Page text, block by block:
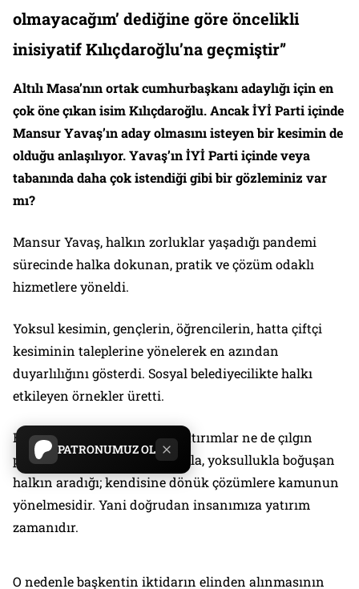
PATRONUMUZ OL
olmayacağım’ dediğine göre öncelikli
inisiyatif Kılıçdaroğlu’na geçmiştir”
Altılı Masa’nın ortak cumhurbaşkanı adaylığı için en
çok öne çıkan isim Kılıçdaroğlu. Ancak İYİ Parti içinde
Mansur Yavaş’ın aday olmasını isteyen bir kesimin de
olduğu anlaşılıyor. Yavaş’ın İYİ Parti içinde veya
tabanında daha çok istendiği gibi bir gözleminiz var
mı?
Mansur Yavaş, halkın zorluklar yaşadığı pandemi
sürecinde halka dokunan, pratik ve çözüm odaklı
hizmetlere yöneldi.
Yoksul kesimin, gençlerin, öğrencilerin, hatta çiftçi
kesiminin taleplerine yönelerek en azından
duyarlılığını gösterdi. Sosyal belediyecilikte halkı
etkileyen örnekler üretti.
Bugün için halkı ne büyük yatırımlar ne de çılgın
projeler ilgilendiriyor. Yoklukla, yoksullukla boğuşan
halkın aradığı; kendisine dönük çözümlere kamunun
yönelmesidir. Yani doğrudan insanımıza yatırım
zamanıdır.
O nedenle başkentin iktidarın elinden alınmasının